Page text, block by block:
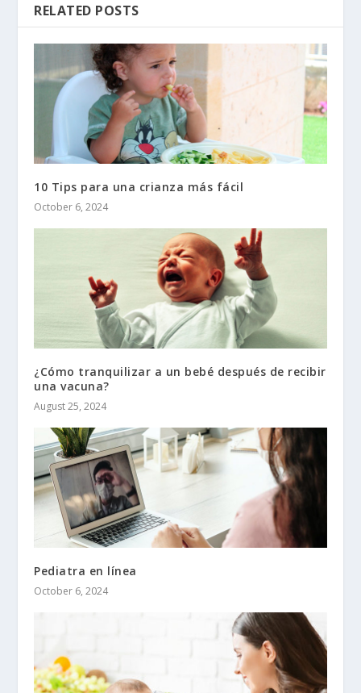
RELATED POSTS
10 Tips para una crianza más fácil
October 6, 2024
¿Cómo tranquilizar a un bebé después de recibir
una vacuna?
August 25, 2024
Pediatra en línea
October 6, 2024